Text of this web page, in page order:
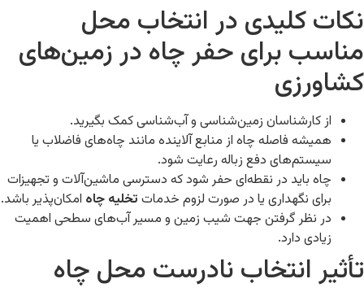
نکات کلیدی در انتخاب محل
مناسب برای حفر چاه در زمین‌های
کشاورزی
از کارشناسان زمین‌شناسی و آب‌شناسی کمک بگیرید.
همیشه فاصله چاه از منابع آلاینده مانند چاه‌های فاضلاب یا
سیستم‌های دفع زباله رعایت شود.
چاه باید در نقطه‌ای حفر شود که دسترسی ماشین‌آلات و تجهیزات
برای نگهداری یا در صورت لزوم خدمات تخلیه چاه امکان‌پذیر باشد.
در نظر گرفتن جهت شیب زمین و مسیر آب‌های سطحی اهمیت
زیادی دارد.
تأثیر انتخاب نادرست محل چاه